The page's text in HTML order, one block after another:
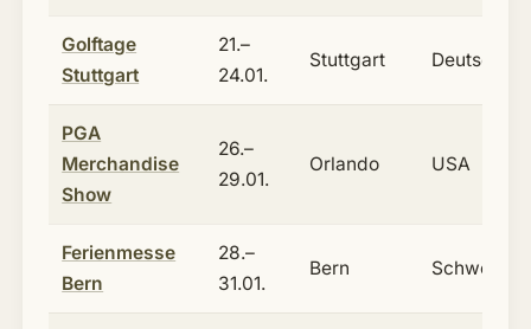
Golftage
Stuttgart
21.–
24.01.
Stuttgart
PGA
Merchandise
Show
26.–
29.01.
Orlando USA
Ferienmesse
Bern
28.–
31.01.
Bern Schweiz